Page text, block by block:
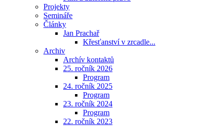
Projekty
Semináře
Články
Jan Prachař
Křesťanství v zrcadle...
Archiv
Archív kontaktů
25. ročník 2026
Program
24. ročník 2025
Program
23. ročník 2024
Program
22. ročník 2023